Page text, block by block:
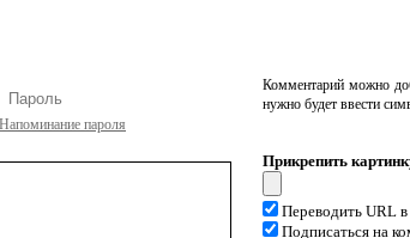
Напоминание пароля
Комментарий можно
нужно будет ввести
Прикрепить
Переводить URL
Подписаться на